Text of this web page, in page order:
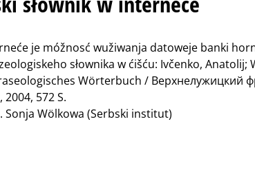
je móžnosć wužiwanja datoweje banki
słownika w ćišću: Ivčenko, Anatolij;
Wörterbuch / Верхнелужицкий
572 S.
Wölkowa (Serbski institut)